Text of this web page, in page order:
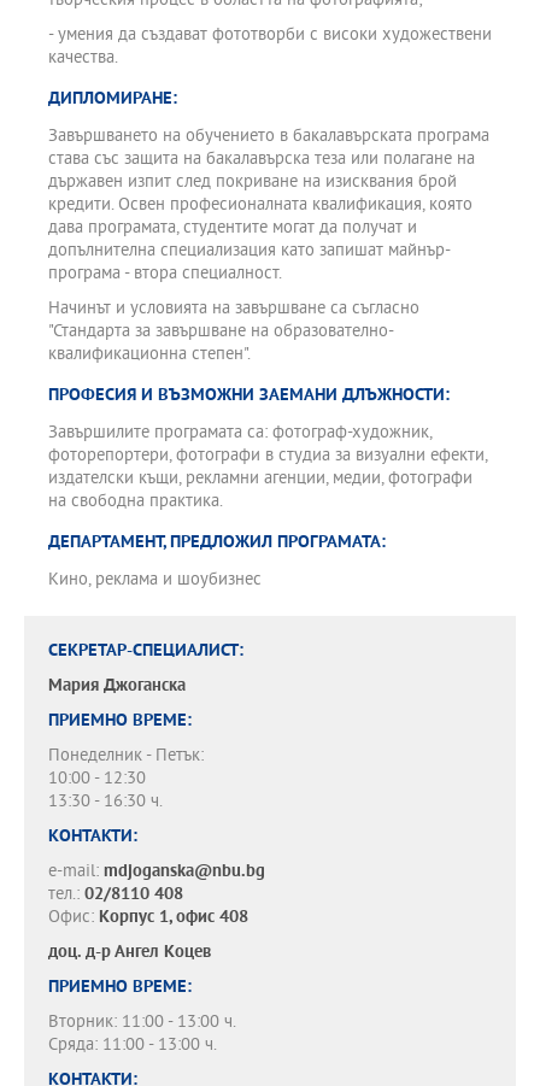
- умения да създават фототворби с високи художествени
качества.
ДИПЛОМИРАНЕ:
Завършването на обучението в бакалавърската програма
става със защита на бакалавърска теза или полагане на
държавен изпит след покриване на изисквания брой
кредити. Освен професионалната квалификация, която
дава програмата, студентите могат да получат и
допълнителна специализация като запишат майнър-
програма - втора специалност.
Начинът и условията на завършване са съгласно
"Стандарта за завършване на образователно-
квалификационна степен".
ПРОФЕСИЯ И ВЪЗМОЖНИ ЗАЕМАНИ ДЛЪЖНОСТИ:
Завършилите програмата са: фотограф-художник,
фоторепортери, фотографи в студиа за визуални ефекти,
издателски къщи, рекламни агенции, медии, фотографи
на свободна практика.
ДЕПАРТАМЕНТ, ПРЕДЛОЖИЛ ПРОГРАМАТА:
Кино, реклама и шоубизнес
СЕКРЕТАР-СПЕЦИАЛИСТ:
Мария Джоганска
ПРИЕМНО ВРЕМЕ:
Понеделник - Петък:
10:00 - 12:30
13:30 - 16:30 ч.
КОНТАКТИ:
e-mail: mdjoganska@nbu.bg
тел.: 02/8110 408
Офис: Корпус 1, офис 408
доц. д-рАнгел Коцев
ПРИЕМНО ВРЕМЕ:
Вторник: 11:00 - 13:00 ч.
Сряда: 11:00 - 13:00 ч.
КОНТАКТИ: